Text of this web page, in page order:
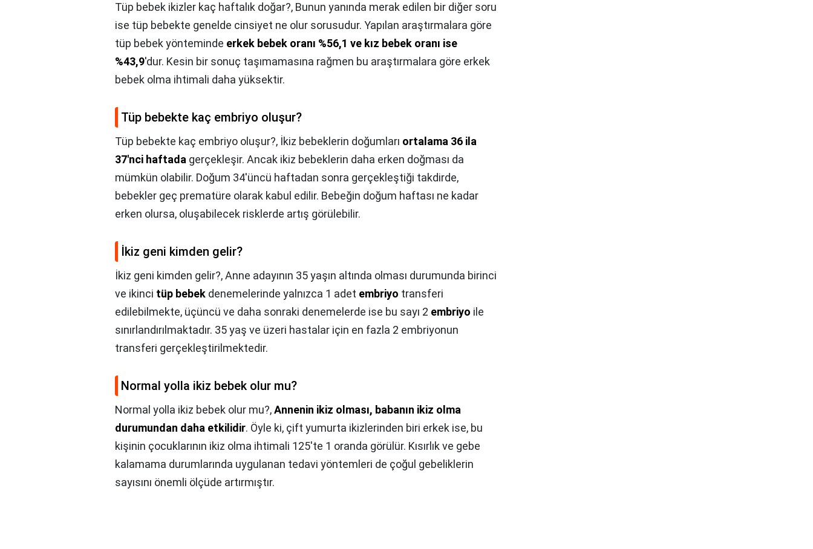
Tüp bebek ikizler kaç haftalık doğar?, Bunun yanında merak edilen bir diğer soru
ise tüp bebekte genelde cinsiyet ne olur sorusudur. Yapılan araştırmalara göre
tüp bebek yönteminde erkek bebek oranı %56,1 ve kız bebek oranı ise
%43,9'dur. Kesin bir sonuç taşımamasına rağmen bu araştırmalara göre erkek
bebek olma ihtimali daha yüksektir.
Tüp bebekte kaç embriyo oluşur?
Tüp bebekte kaç embriyo oluşur?, İkiz bebeklerin doğumları ortalama 36 ila
37'nci haftada gerçekleşir. Ancak ikiz bebeklerin daha erken doğması da
mümkün olabilir. Doğum 34'üncü haftadan sonra gerçekleştiği takdirde,
bebekler geç prematüre olarak kabul edilir. Bebeğin doğum haftası ne kadar
erken olursa, oluşabilecek risklerde artış görülebilir.
İkiz geni kimden gelir?
İkiz geni kimden gelir?,Anne adayının 35 yaşın altında olması durumunda birinci
ve ikinci tüp bebek denemelerinde yalnızca 1 adet embriyo transferi
edilebilmekte, üçüncü ve daha sonraki denemelerde ise bu sayı 2 embriyo ile
sınırlandırılmaktadır. 35 yaş ve üzeri hastalar için en fazla 2 embriyonun
transferi gerçekleştirilmektedir.
Normal yolla ikiz bebek olur mu?
Normal yolla ikiz bebek olur mu?,Annenin ikiz olması, babanın ikiz olma
durumundan daha etkilidir. Öyle ki, çift yumurta ikizlerinden biri erkek ise, bu
kişinin çocuklarının ikiz olma ihtimali 125'te 1 oranda görülür. Kısırlık ve gebe
kalamama durumlarında uygulanan tedavi yöntemleri de çoğul gebeliklerin
sayısını önemli ölçüde artırmıştır.